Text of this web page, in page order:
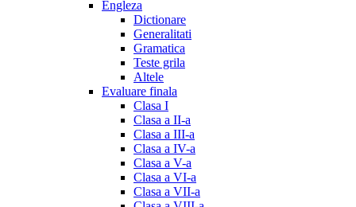
Engleza
Dictionare
Generalitati
Gramatica
Teste grila
Altele
Evaluare finala
Clasa I
Clasa a II-a
Clasa a III-a
Clasa a IV-a
Clasa a V-a
Clasa a VI-a
Clasa a VII-a